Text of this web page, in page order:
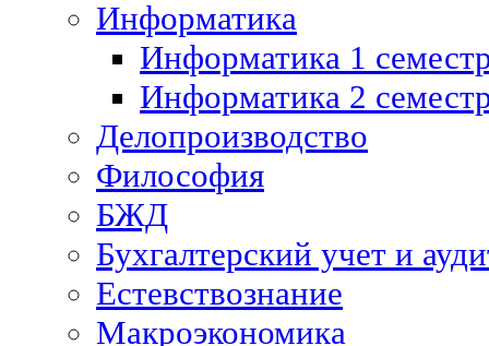
Информатика
Информатика 1
Информатика 2
Делопроизводство
Философия
БЖД
Бухгалтерский учет и
Естевствознание
Макроэкономика